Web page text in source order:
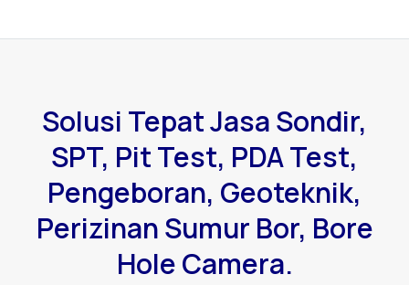
Solusi Tepat Jasa Sondir,
SPT, Pit Test, PDA Test,
Pengeboran, Geoteknik,
Perizinan Sumur Bor, Bore
Hole Camera.